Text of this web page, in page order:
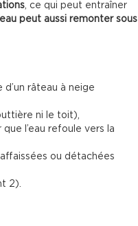
, ce qui peut entraîner
peut aussi remonter sous
râteau à neige
ni le toit),
l’eau refoule vers la
ou détachées
2).